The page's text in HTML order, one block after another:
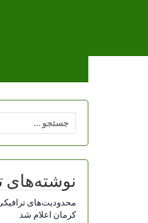
برای:
نوشته‌های
محدودیت‌های
کرمان اعلام شد